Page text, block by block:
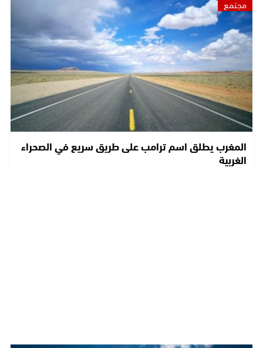
مجتمع
المغرب يطلق اسم ترامب على طريق سريع في الصحراء
الغربية